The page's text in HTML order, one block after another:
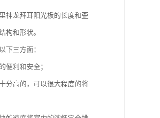
神龙拜耳阳光板的长度和歪
构和形状。
下三方面：
便利和安全；
分高的，可以很大程度的将